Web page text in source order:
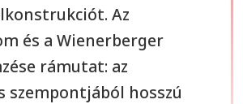
Az
és a Wienerberger
rámutat: az
szempontjából hosszú